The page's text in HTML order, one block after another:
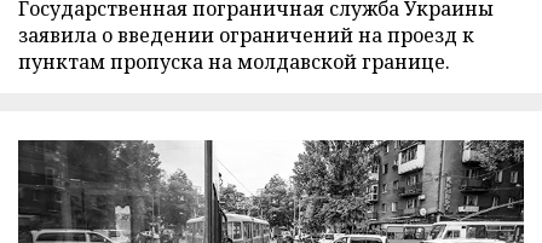
Государственная пограничная служба Украины
заявила о введении ограничений на проезд к
пунктам пропуска на молдавской границе.